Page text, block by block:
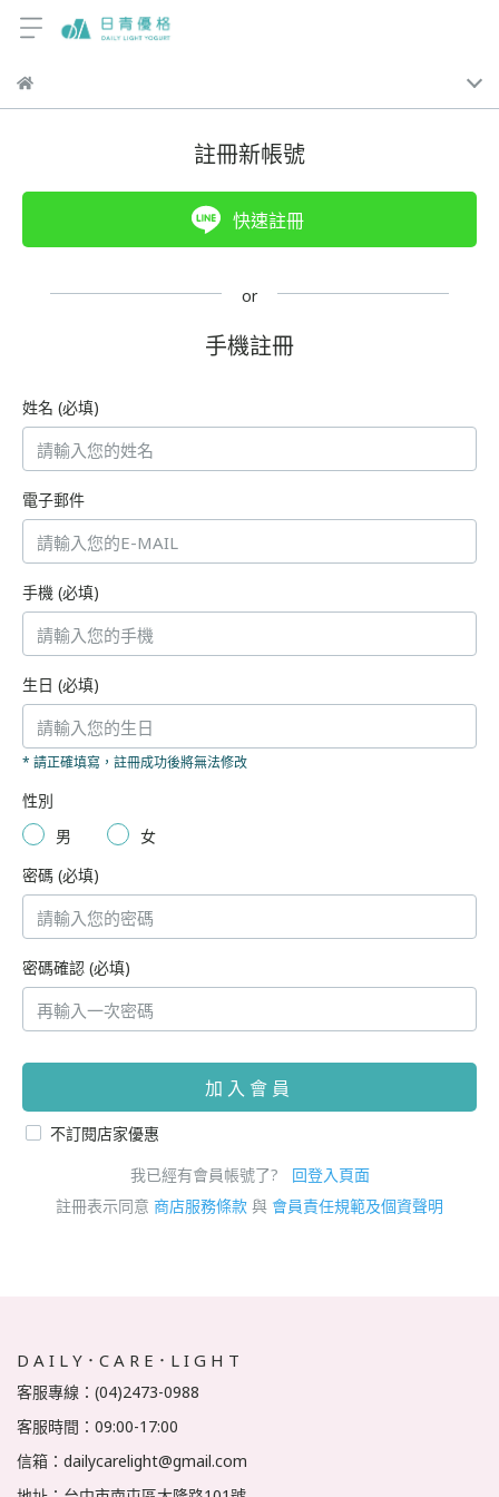
註冊新帳號
快速註冊
手機註冊
姓名 (必填)
電子郵件
手機(必填)
生日 (必填)
* 請正確填寫，註冊成功後將無法修改
性別
男
女
密碼(必填)
密碼確認(必填)
加入會員
不訂閱店家優惠
我已經有會員帳號了?
回登入頁面
註冊表示同意 商店服務條款與 會員責任規範及個資聲明
D A I L Y．C A R E．L I G H T
客服專線：(04)2473-0988
客服時間：09:00-17:00
信箱：dailycarelight@gmail.com